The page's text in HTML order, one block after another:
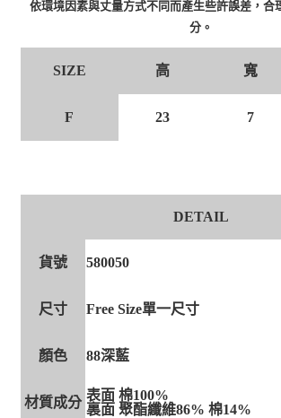
依環境因素與丈量方式不同而產生些許誤差，合
分。
SIZE 高 寬
F 23 7
DETAIL
貨號 580050
尺寸 Free Size單一尺寸
顏色 88深藍
材質成分 表面 棉100%
裏面 聚酯纖維86% 棉14%